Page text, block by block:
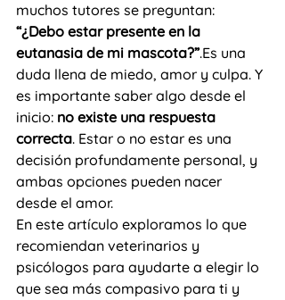
muchos tutores se preguntan:
“¿Debo estar presente en la
eutanasia de mi mascota?”.Es una
duda llena de miedo, amor y culpa. Y
es importante saber algo desde el
inicio: no existe una respuesta
correcta. Estar o no estar es una
decisión profundamente personal, y
ambas opciones pueden nacer
desde el amor.
En este artículo exploramos lo que
recomiendan veterinarios y
psicólogos para ayudarte a elegir lo
que sea más compasivo para ti y